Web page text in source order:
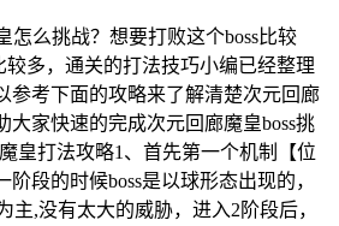
怎么挑战？想要打败这个boss比较
较多，通关的打法技巧小编已经整理
参考下面的攻略来了解清楚次元回廊
大家快速的完成次元回廊魔皇boss挑
皇打法攻略1、首先第一个机制【位
阶段的时候boss是以球形态出现的，
主,没有太大的威胁，进入2阶段后，